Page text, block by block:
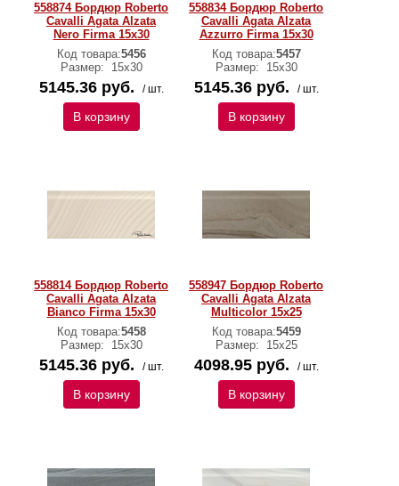
558874 Бордюр Roberto
Cavalli Agata Alzata
Nero Firma 15x30
Код товара:5456
Размер:
15х30
5145.36 руб. / шт.
В корзину
558834 Бордюр Roberto
Cavalli Agata Alzata
Azzurro Firma 15x30
Код товара:5457
Размер:
15х30
5145.36 руб. / шт.
В корзину
558814 Бордюр Roberto
Cavalli Agata Alzata
Bianco Firma 15x30
Код товара:5458
Размер:
15х30
5145.36 руб. / шт.
В корзину
558947 Бордюр Roberto
Cavalli Agata Alzata
Multicolor 15x25
Код товара:5459
Размер:
15х25
4098.95 руб. / шт.
В корзину